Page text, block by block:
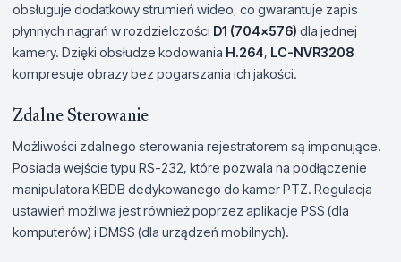
obsługuje dodatkowy strumień wideo, co gwarantuje zapis
płynnych nagrań w rozdzielczości D1 (704x576) dla jednej
kamery. Dzięki obsłudze kodowania H.264, LC-NVR3208
kompresuje obrazy bez pogarszania ich jakości.
Zdalne Sterowanie
Możliwości zdalnego sterowania rejestratorem są imponujące.
Posiada wejście typu RS-232, które pozwala na podłączenie
manipulatora KBDB dedykowanego do kamer PTZ. Regulacja
ustawień możliwa jest również poprzez aplikacje PSS (dla
komputerów) i DMSS (dla urządzeń mobilnych).